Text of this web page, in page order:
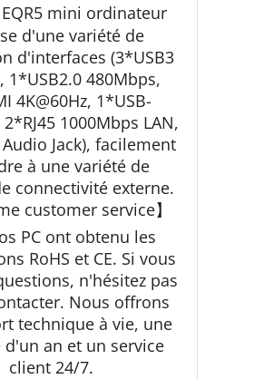
mini ordinateur
d'une variété de
d'interfaces (3*USB3
1*USB2.0 480Mbps,
4K@60Hz, 1*USB-
2*RJ45 1000Mbps LAN,
Jack), facilement
à une variété de
connectivité externe.
customer service】
PC ont obtenu les
RoHS et CE. Si vous
n'hésitez pas
Nous offrons
technique à vie, une
d'un an et un service
client 24/7.